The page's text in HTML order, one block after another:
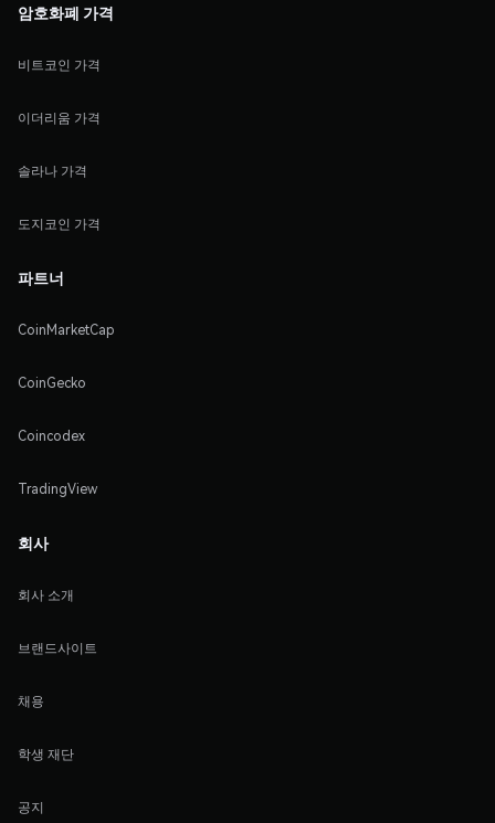
암호화폐 가격
비트코인 가격
이더리움 가격
솔라나 가격
도지코인 가격
파트너
CoinMarketCap
CoinGecko
Coincodex
TradingView
회사
회사 소개
브랜드사이트
채용
학생 재단
공지